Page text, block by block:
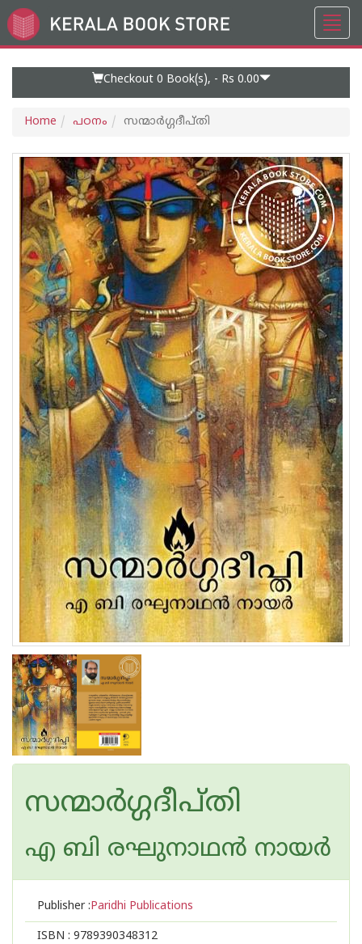
Go
to
Checkout 0 Book(s), - Rs 0.00
Home പഠനം സന്മാർഗ്ഗദീപ്തി
സന്മാർഗ്ഗദീപ്തി
എ ബി രഘുനാഥന്‍ നായര്‍
Publisher :Paridhi Publications
ISBN : 9789390348312